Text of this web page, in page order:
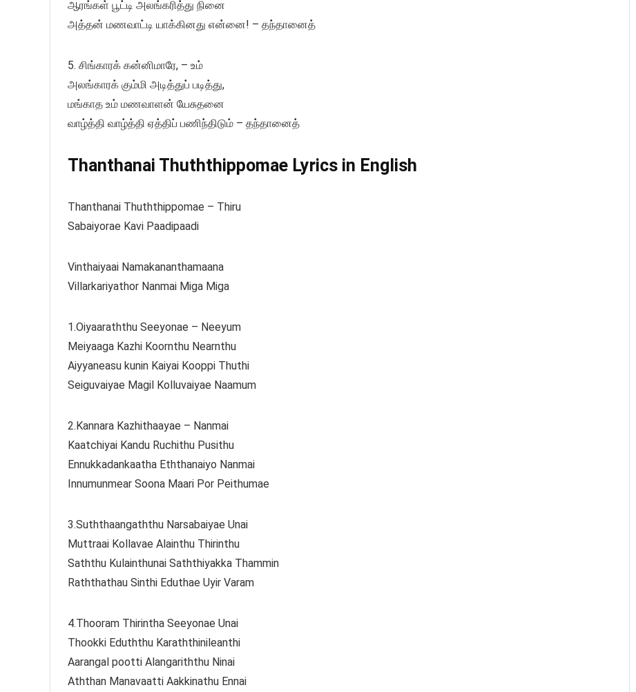
ஆரங்கள் பூட்டி அலங்கரித்து நினை
அத்தன் மணவாட்டி யாக்கினது என்னை! – தந்தானைத்
5. சிங்காரக் கன்னிமாரே, – உம்
அலங்காரக் கும்மி அடித்துப் படித்து,
மங்காத உம் மணவாளன் யேசுதனை
வாழ்த்தி வாழ்த்தி ஏத்திப் பணிந்திடும் – தந்தானைத்
Thanthanai Thuththippomae Lyrics in English
Thanthanai Thuththippomae – Thiru
Sabaiyorae Kavi Paadipaadi
Vinthaiyaai Namakananthamaana
Villarkariyathor Nanmai Miga Miga
1.Oiyaaraththu Seeyonae – Neeyum
Meiyaaga Kazhi Koornthu Nearnthu
Aiyyaneasu kunin Kaiyai Kooppi Thuthi
Seiguvaiyae Magil Kolluvaiyae Naamum
2.Kannara Kazhithaayae – Nanmai
Kaatchiyai Kandu Ruchithu Pusithu
Ennukkadankaatha Eththanaiyo Nanmai
Innumunmear Soona Maari Por Peithumae
3.Suththaangaththu Narsabaiyae Unai
Muttraai Kollavae Alainthu Thirinthu
Saththu Kulainthunai Saththiyakka Thammin
Raththathau Sinthi Eduthae Uyir Varam
4.Thooram Thirintha Seeyonae Unai
Thookki Eduththu Karaththinileanthi
Aarangal pootti Alangariththu Ninai
Aththan Manavaatti Aakkinathu Ennai